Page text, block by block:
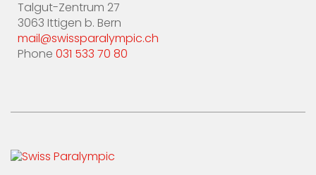
Talgut-Zentrum 27
3063 Ittigen b. Bern
mail@swissparalympic.ch
Phone 031 533 70 80